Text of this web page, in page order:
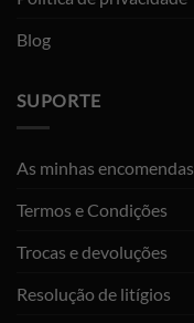
Blog
SUPORTE
As minhas encomendas
Termos e Condições
Trocas e devoluções
Resolução de litígios